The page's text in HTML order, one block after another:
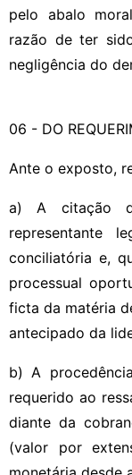
pelo abalo
razão de ter
negligência do
06 - DO
Ante o exposto,
a) A citação
representante
conciliatória e,
processual
ficta da matéria
antecipado da
b) A
requerido ao
diante da
(valor por